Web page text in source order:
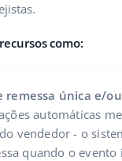
de trabalho
como:
remessa única e/
automáticas
vendedor - o
quando o evento